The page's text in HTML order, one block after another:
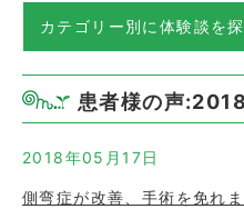
カテゴリー別に体験談を
患者様の声
2018年05月17日
側弯症が改善、手術を免れ